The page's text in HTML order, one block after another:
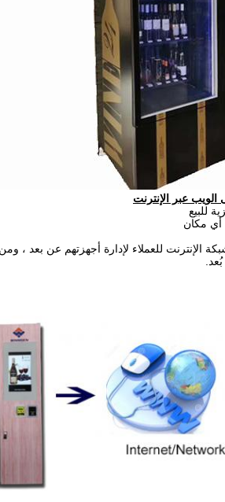
عبر الإنترنت
للبيع
أي مكان
الإنترنت للعملاء لإدارة أجهزتهم عن بعد ،